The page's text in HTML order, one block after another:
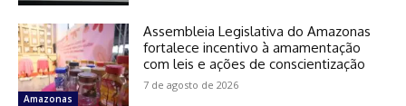
Amazonas
Assembleia Legislativa do Amazonas
fortalece incentivo à amamentação
com leis e ações de conscientização
7 de agosto de 2026